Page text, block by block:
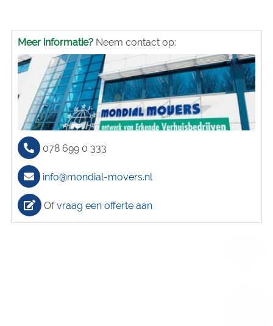
Meer informatie?Neem contact op:
078 699 0 333
info@mondial-movers.nl
Ofvraag een offerte aan